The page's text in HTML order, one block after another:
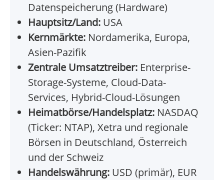
Datenspeicherung (Hardware)
Hauptsitz/Land: USA
Kernmärkte: Nordamerika, Europa,
Asien-Pazifik
Zentrale Umsatztreiber: Enterprise-
Storage-Systeme, Cloud-Data-
Services, Hybrid-Cloud-Lösungen
Heimatbörse/Handelsplatz: NASDAQ
(Ticker: NTAP), Xetra und regionale
Börsen in Deutschland, Österreich
und der Schweiz
Handelswährung: USD (primär), EUR